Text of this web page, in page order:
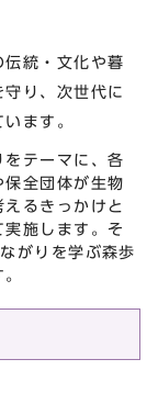
統・文化や暮
り、次世代に
ます。
テーマに、各
保全団体が生物
るきっかけと
施します。そ
がりを学ぶ森歩